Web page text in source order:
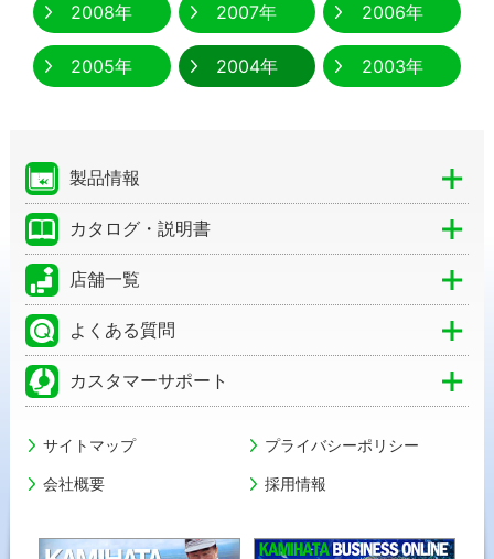
2008年 2007年 2006年
2005年 2004年 2003年
製品情報
カタログ・説明書
店舗一覧
よくある質問
カスタマーサポート
サイトマップ プライバシーポリシー
会社概要 採用情報